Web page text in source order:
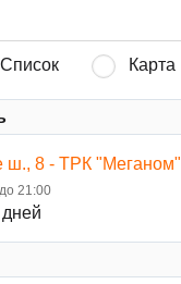
Список Карта
ш., 8 - ТРК "Меганом"
21:00